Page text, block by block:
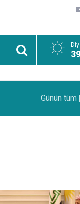
kanserlerine de
Günün tüm